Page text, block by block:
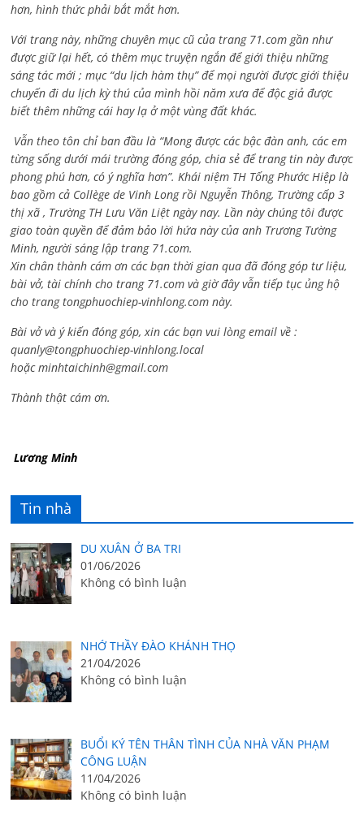
hơn, hình thức phải bắt mắt hơn.
Với trang này, những chuyên mục cũ của trang 71.com gần như
được giữ lại hết, có thêm mục truyện ngắn để giới thiệu những
sáng tác mới ; mục “du lịch hàm thụ” để mọi người được giới thiệu
chuyến đi du lịch kỳ thú của mình hồi năm xưa để độc giả được
biết thêm những cái hay lạ ở một vùng đất khác.
Vẫn theo tôn chỉ ban đầu là “Mong được các bậc đàn anh, các em
từng sống dưới mái trường đóng góp, chia sẻ để trang tin này được
phong phú hơn, có ý nghĩa hơn”. Khái niệm TH Tống Phước Hiệp là
bao gồm cả Collège de Vinh Long rồi Nguyễn Thông, Trường cấp 3
thị xã , Trường TH Lưu Văn Liệt ngày nay. Lần này chúng tôi được
giao toàn quyền để đảm bảo lời hứa này của anh Trương Tường
Minh, người sáng lập trang 71.com.
Xin chân thành cám ơn các bạn thời gian qua đã đóng góp tư liệu,
bài vở, tài chính cho trang 71.com và giờ đây vẫn tiếp tục ủng hộ
cho trang tongphuochiep-vinhlong.com này.
Bài vở và ý kiến đóng góp, xin các bạn vui lòng email về :
quanly@tongphuochiep-vinhlong.local
hoặcminhtaichinh@gmail.com
Thành thật cám ơn.
Lương Minh
Tin nhà
DU XUÂN Ở BA TRI
01/06/2026
Không có bình luận
NHỚ THẦY ĐÀO KHÁNH THỌ
21/04/2026
Không có bình luận
BUỔI KÝ TÊN THÂN TÌNH CỦA NHÀ VĂN PHẠM
CÔNG LUẬN
11/04/2026
Không có bình luận